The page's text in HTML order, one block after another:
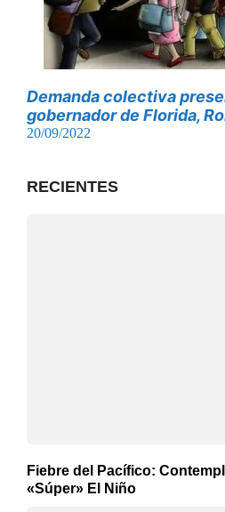
Demanda colectiva
gobernador de Florida,
20/09/2022
RECIENTES
Fiebre del Pacífico:
«Súper» El Niño